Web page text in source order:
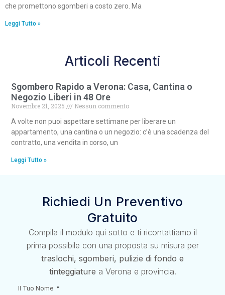
che promettono sgomberi a costo zero. Ma
Leggi Tutto »
Articoli Recenti
Sgombero Rapido a Verona: Casa, Cantina o
Negozio Liberi in 48 Ore
Novembre 21, 2025
Nessun commento
A volte non puoi aspettare settimane per liberare un
appartamento, una cantina o un negozio: c’è una scadenza del
contratto, una vendita in corso, un
Leggi Tutto »
Richiedi Un Preventivo
Gratuito
Compila il modulo qui sotto e ti ricontattiamo il
prima possibile con una proposta su misura per
traslochi, sgomberi, pulizie di fondo e
tinteggiature a Verona e provincia.
Il Tuo Nome